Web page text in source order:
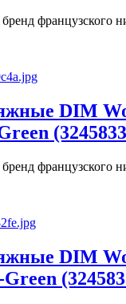
французского
DIM
французского
DIM